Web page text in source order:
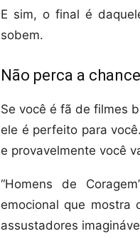
E sim, o final é
sobem.
Não perca a
Se você é fã de filmes
ele é perfeito para
e provavelmente você
“Homens de
emocional que mostra
assustadores